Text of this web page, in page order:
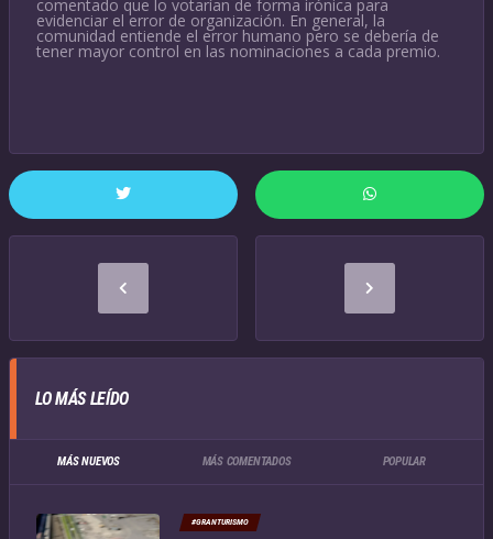
comentado que lo votarían de forma irónica para
evidenciar el error de organización. En general, la
comunidad entiende el error humano pero se debería de
tener mayor control en las nominaciones a cada premio.
LO MÁS LEÍDO
MÁS NUEVOS MÁS COMENTADOS POPULAR
#GRANTURISMO